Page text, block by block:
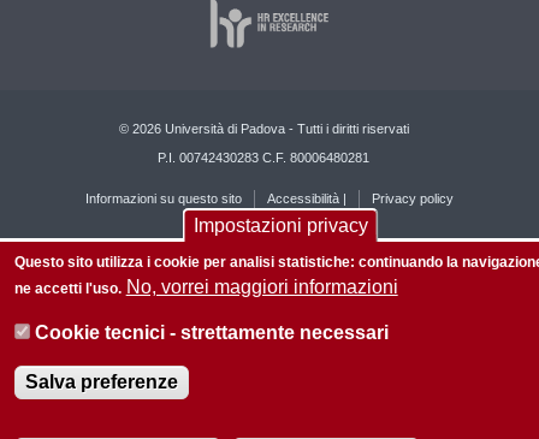
© 2026 Università di Padova - Tutti i diritti riservati
P.I. 00742430283 C.F. 80006480281
Informazioni su questo sito Accessibilità | Privacy policy
Impostazioni privacy
Questo sito utilizza i cookie per analisi statistiche: continuando la
ne accetti l'uso. No, vorrei maggiori informazioni
Cookie tecnici - strettamente necessari
Salva preferenze